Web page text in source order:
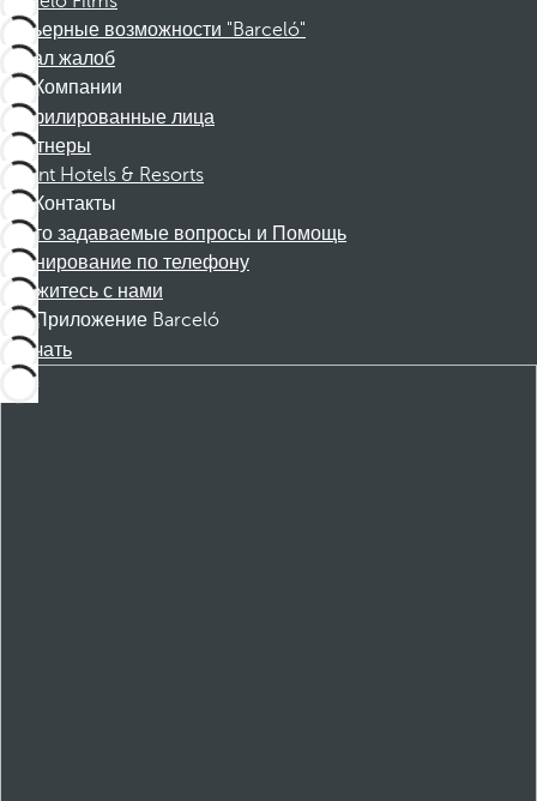
Карьерные возможности "Barceló"
Канал жалоб
Компании
Аффилированные лица
Партнеры
Dorint Hotels & Resorts
Контакты
Часто задаваемые вопросы и Помощь
Бронирование по телефону
Свяжитесь с нами
Приложение Barceló
Скачать